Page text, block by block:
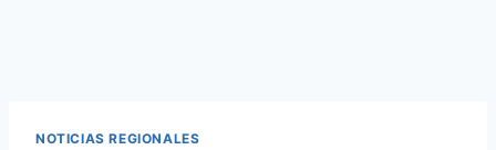
NOTICIAS REGIONALES